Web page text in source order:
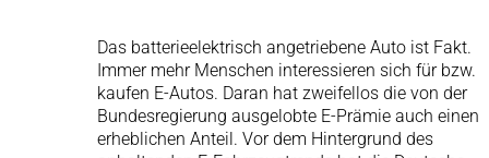
Das batterieelektrisch angetriebene Auto ist Fakt.
Immer mehr Menschen interessieren sich für bzw.
kaufen E-Autos. Daran hat zweifellos die von der
Bundesregierung ausgelobte E-Prämie auch einen
erheblichen Anteil. Vor dem Hintergrund des